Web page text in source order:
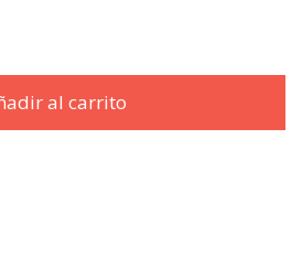
al carrito